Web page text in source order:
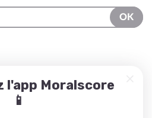
OK
l'app Moralscore
📱